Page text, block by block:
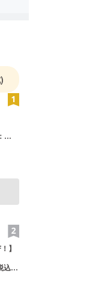
本
】
込）
ス